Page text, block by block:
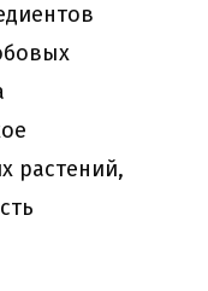
растений,